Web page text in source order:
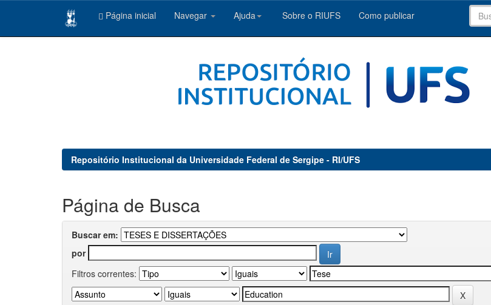
Página inicial Navegar Ajuda Sobre o RIUFS Como publicar
Repositório Institucional da Universidade Federal de Sergipe - RI/UFS
Página de Busca
Buscar em:
por
Filtros correntes: